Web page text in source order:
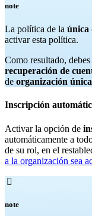
note
La política de la única
activar esta política.
Como resultado,
recuperación de
de organización única
Inscripción
Activar la opción de
automáticamente a
de su rol, en el
a la organización sea

note